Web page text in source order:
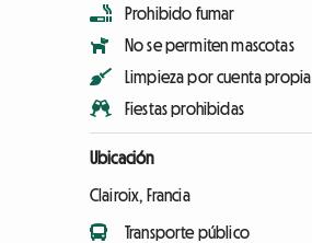
Prohibido fumar
No se permiten mascotas
Limpieza por cuenta propia
Fiestas prohibidas
Ubicación
Clairoix, Francia
Transporte público